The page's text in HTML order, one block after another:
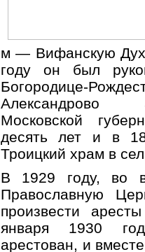
м — Вифанскую
году он был
Богородице-
Александрово
Московской
десять лет и в
Троицкий храм в
В 1929 году, во
Православную
произвести
января 1930
арестован, и